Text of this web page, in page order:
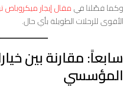
وكما فصّلنا في مقال إيجار ميكروباص
الأقوى للرحلات الطويلة بأي حال.
سابعاً: مقارنة بين
المؤسسي